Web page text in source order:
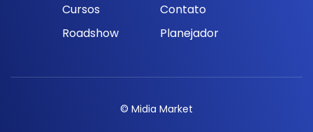
Cursos
Contato
Roadshow
Planejador
© Midia Market